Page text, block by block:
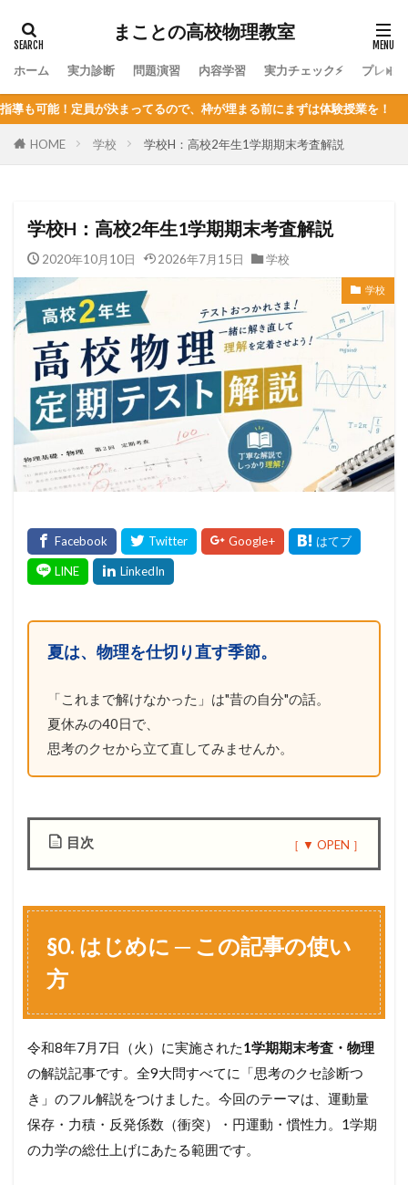
まことの高校物理教室
ホーム 実力診断 問題演習 内容学習 実力チェック⚡ プレミ
枠が埋まる前にまずは体験授業を！
HOME 学校 学校H：高校2年生1学期期末考査解説
学校H：高校2年生1学期期末考査解説
2020年10月10日 2026年7月15日 学校
学校
夏は、物理を仕切り直す季節。
「これまで解けなかった」は"昔の自分"の話。
夏休みの40日で、
思考のクセから立て直してみませんか。
目次
は
─
の
記
の
使
い
方
§0. はじめに ─ この記事の使い
方
令和8年7月7日（火）に実施された1学期期末考査・物理
の解説記事です。全9大問すべてに「思考のクセ診断つ
き」のフル解説をつけました。今回のテーマは、運動量
保存・力積・反発係数（衝突）・円運動・慣性力。1学期
の力学の総仕上げにあたる範囲です。